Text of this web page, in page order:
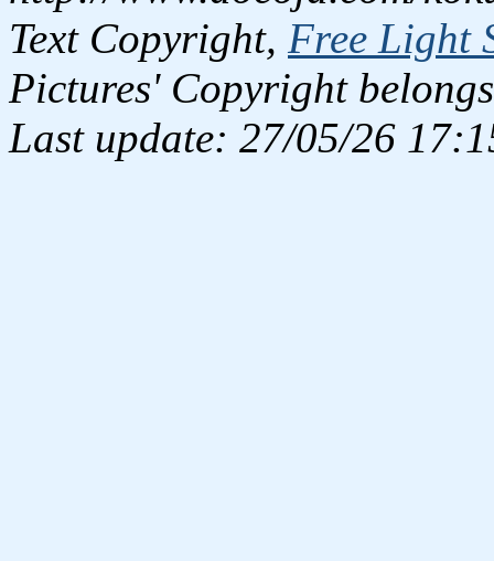
Text Copyright, Free Light
Pictures' Copyright
Last update: 27/05/26